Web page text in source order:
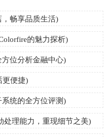
畅享品质生活)
的魅力探析)
位分析金融中心)
更便捷)
统的全方位评测)
处理能力，重现细节之美)